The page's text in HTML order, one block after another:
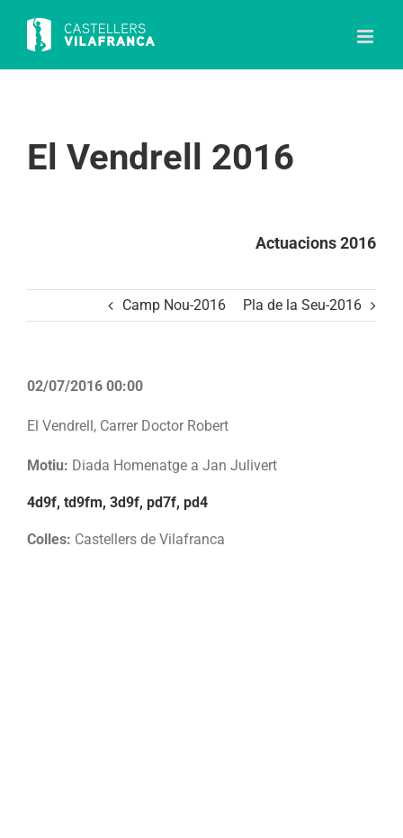
content
El Vendrell 2016
Actuacions 2016
Camp Nou-2016 Pla de la Seu-2016
02/07/2016 00:00
El Vendrell, Carrer Doctor Robert
Motiu: Diada Homenatge a Jan Julivert
4d9f, td9fm, 3d9f, pd7f, pd4
Colles: Castellers de Vilafranca